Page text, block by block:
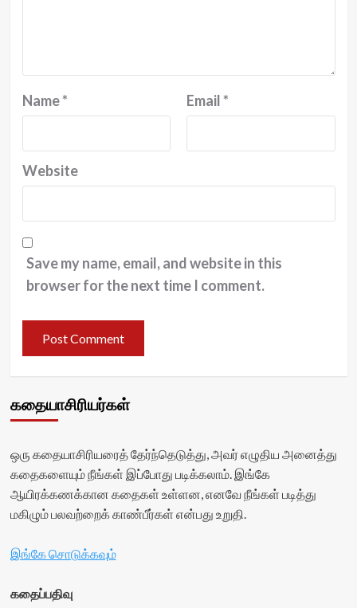
Name* Email*
Website
Save my name, email, and website in this
browser for the next time I comment.
கதையாசிரியர்கள்
ஒரு கதையாசிரியரைத் தேர்ந்தெடுத்து, அவர் எழுதிய அனைத்து
கதைகளையும் நீங்கள் இப்போது படிக்கலாம். இங்கே
ஆயிரக்கணக்கான கதைகள் உள்ளன, எனவே நீங்கள் படித்து
மகிழும் பலவற்றைக் காண்பீர்கள் என்பது உறுதி.
இங்கே சொடுக்கவும்
கதைப்பதிவு